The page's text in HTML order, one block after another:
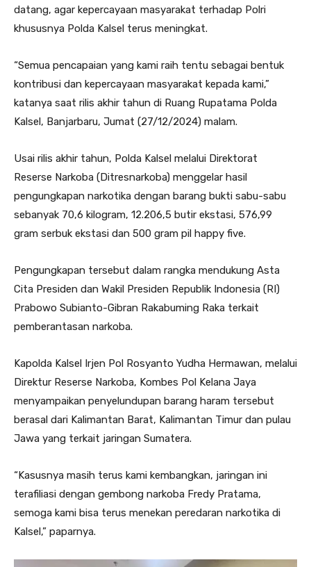
datang, agar kepercayaan masyarakat terhadap Polri
khususnya Polda Kalsel terus meningkat.
“Semua pencapaian yang kami raih tentu sebagai bentuk
kontribusi dan kepercayaan masyarakat kepada kami,”
katanya saat rilis akhir tahun di Ruang Rupatama Polda
Kalsel, Banjarbaru, Jumat (27/12/2024) malam.
Usai rilis akhir tahun, Polda Kalsel melalui Direktorat
Reserse Narkoba (Ditresnarkoba) menggelar hasil
pengungkapan narkotika dengan barang bukti sabu-sabu
sebanyak 70,6 kilogram, 12.206,5 butir ekstasi, 576,99
gram serbuk ekstasi dan 500 gram pil happy five.
Pengungkapan tersebut dalam rangka mendukung Asta
Cita Presiden dan Wakil Presiden Republik Indonesia (RI)
Prabowo Subianto-Gibran Rakabuming Raka terkait
pemberantasan narkoba.
Kapolda Kalsel Irjen Pol Rosyanto Yudha Hermawan, melalui
Direktur Reserse Narkoba, Kombes Pol Kelana Jaya
menyampaikan penyelundupan barang haram tersebut
berasal dari Kalimantan Barat, Kalimantan Timur dan pulau
Jawa yang terkait jaringan Sumatera.
“Kasusnya masih terus kami kembangkan, jaringan ini
terafiliasi dengan gembong narkoba Fredy Pratama,
semoga kami bisa terus menekan peredaran narkotika di
Kalsel,” paparnya.